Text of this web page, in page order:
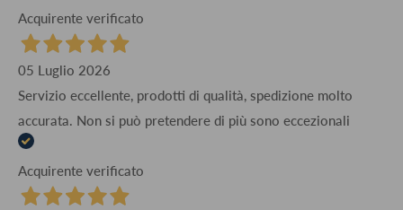
Acquirente verificato
05 Luglio 2026
Servizio eccellente, prodotti di qualità, spedizione molto
accurata. Non si può pretendere di più sono eccezionali
Acquirente verificato